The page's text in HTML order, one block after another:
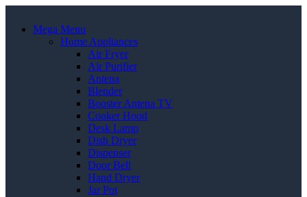
Mega Menu
Home Appliances
Air Fryer
Air Purifier
Antena
Blender
Booster Antena TV
Cooker Hood
Desk Lamp
Dish Dryer
Dispenser
Door Bell
Hand Dryer
Jar Pot